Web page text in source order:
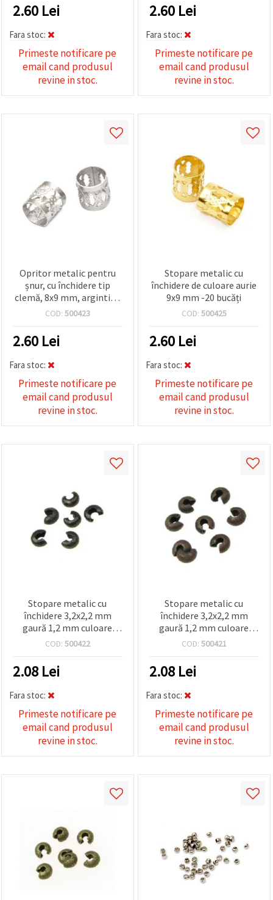
2.60 Lei
Fara stoc:
Primeste notificare pe
email cand produsul
revine in stoc.
2.60 Lei
Fara stoc:
Primeste notificare pe
email cand produsul
revine in stoc.
Opritor metalic pentru
șnur, cu închidere tip
clemă, 8x9 mm, argintiu -
20 buc.
COD: 500423
2.60 Lei
Fara stoc:
Primeste notificare pe
email cand produsul
revine in stoc.
Stopare metalic cu
închidere de culoare aurie
9x9 mm -20 bucăți
COD: 500425
2.60 Lei
Fara stoc:
Primeste notificare pe
email cand produsul
revine in stoc.
Stopare metalic cu
închidere 3,2x2,2 mm
gaură 1,2 mm culoare
grafit - 20 buc
COD: 500422
2.08 Lei
Fara stoc:
Primeste notificare pe
email cand produsul
revine in stoc.
Stopare metalic cu
închidere 3,2x2,2 mm
gaură 1,2 mm culoare
cupru antic - 20 de bucăți
COD: 500421
2.08 Lei
Fara stoc:
Primeste notificare pe
email cand produsul
revine in stoc.